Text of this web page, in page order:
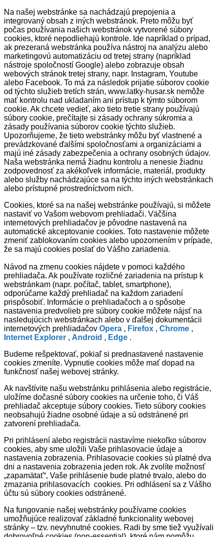
Na našej webstránke sa nachádzajú prepojenia a
integrovaný obsah z iných webstránok. Preto môžu byť
počas používania našich webstránok vytvorené súbory
cookies, ktoré nepodliehajú kontrole. Ide napríklad o prípad,
ak prezeraná webstránka používa nástroj na analýzu alebo
marketingovú automatizáciu od tretej strany (napríklad
nástroje spoločností Google) alebo zobrazuje obsah
webových stránok tretej strany, napr. Instagram, Youtube
alebo Facebook. To má za následok prijatie súborov cookie
od týchto služieb tretích strán, www.latky-husar.sk nemôže
mať kontrolu nad ukladaním ani prístup k týmto súborom
cookie. Ak chcete vedieť, ako tieto tretie strany používajú
súbory cookie, prečítajte si zásady ochrany súkromia a
zásady používania súborov cookie týchto služieb.
Upozorňujeme, že tieto webstránky môžu byť vlastnené a
prevádzkované ďalšími spoločnosťami a organizáciami a
majú iné zásady zabezpečenia a ochrany osobných údajov.
Naša webstránka nemá žiadnu kontrolu a nenesie žiadnu
zodpovednosť za akékoľvek informácie, materiál, produkty
alebo služby nachádzajúce sa na týchto iných webstránkach
alebo prístupné prostredníctvom nich.
Cookies, ktoré sa na našej webstránke používajú, si môžete
nastaviť vo Vašom webovom prehliadači. Väčšina
internetových prehliadačov je pôvodne nastavená na
automatické akceptovanie cookies. Toto nastavenie môžete
zmeniť zablokovaním cookies alebo upozornením v prípade,
že sa majú cookies poslať do Vášho zariadenia.
Návod na zmenu cookies nájdete v pomoci každého
prehliadača. Ak používate rozličné zariadenia na prístup k
webstránkam (napr. počítač, tablet, smartphone),
odporúčame každý prehliadač na každom zariadení
prispôsobiť. Informácie o prehliadačoch a o spôsobe
nastavenia predvolieb pre súbory cookie môžete nájsť na
nasledujúcich webstránkach alebo v ďalšej dokumentácii
internetových prehliadačov Opera , Firefox , Chrome ,
Internet Explorer , Android , Edge .
Budeme rešpektovať, pokiaľ si prednastavené nastavenie
cookies zmeníte. Vypnutie cookies môže mať dopad na
funkčnosť našej webovej stránky.
Ak navštívite našu webstránku prihlásenia alebo registrácie,
uložíme dočasné súbory cookies na určenie toho, či Váš
prehliadač akceptuje súbory cookies. Tieto súbory cookies
neobsahujú žiadne osobné údaje a sú odstránené pri
zatvorení prehliadača.
Pri prihlásení alebo registrácii nastavíme niekoľko súborov
cookies, aby sme uložili Vaše prihlasovacie údaje a
nastavenia zobrazenia. Prihlasovacie cookies sú platné dva
dni a nastavenia zobrazenia jeden rok. Ak zvolíte možnosť
„zapamätať“, Vaše prihlásenie bude platné trvalo, alebo do
zmazania prihlasovacích cookies. Pri odhlásení sa z Vášho
účtu sú súbory cookies odstránené.
Na fungovanie našej webstránky používame cookies
umožňujúce realizovať základné funkcionality webovej
stránky – tzv. nevyhnutné cookies. Radi by sme tiež využívali